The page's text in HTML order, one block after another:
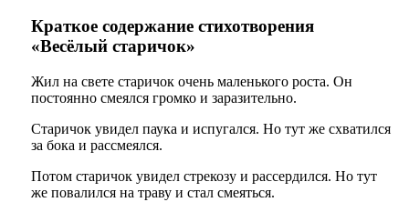
Краткое содержание стихотворения
«Весёлый старичок»
Жил на свете старичок очень маленького роста. Он
постоянно смеялся громко и заразительно.
Старичок увидел паука и испугался. Но тут же схватился
за бока и рассмеялся.
Потом старичок увидел стрекозу и рассердился. Но тут
же повалился на траву и стал смеяться.